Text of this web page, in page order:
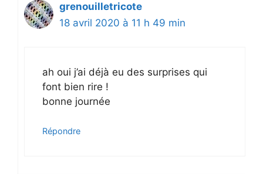
grenouilletricote
18 avril 2020 à 11 h 49 min
ah oui j’ai déjà eu des surprises qui
font bien rire !
bonne journée
Répondre